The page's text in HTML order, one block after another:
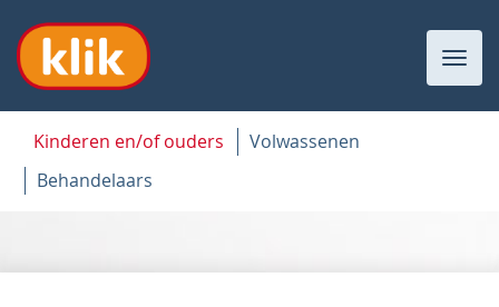
Kinderen en/of ouders
Volwassenen
Behandelaars